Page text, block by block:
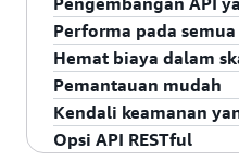
Jalankan berbagai versi
bersamaan dengan API
memungkinkan Anda
melakukan iterasi,
baru. Anda hanya
Performa pada semua
Berikan kepada
mungkin untuk
dengan memanfaatkan
edge kami
Hemat biaya dalam
API Gateway
bertingkat untuk
Permintaan API
Pemantauan mudah
Pantau metrik kinerja
panggilan API, latensi
Kendali keamanan
Kendalikan akses ke
Opsi API RESTful